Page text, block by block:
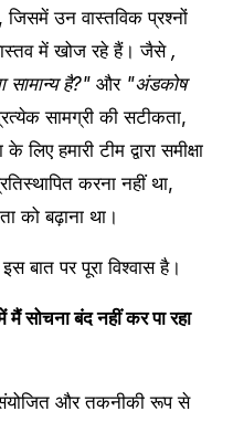
जिसमें उन वास्तविक प्रश्नों
में खोज रहे हैं। जैसे ,
है?" और "अंडकोष
सामग्री की सटीकता,
हमारी टीम द्वारा समीक्षा
करना नहीं था,
को बढ़ाना था।
बात पर पूरा विश्वास है।
सोचना बंद नहीं कर पा रहा
और तकनीकी रूप से